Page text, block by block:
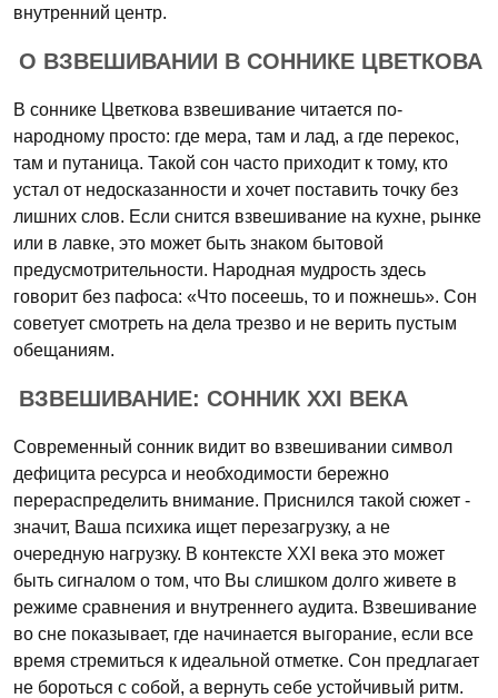
внутренний центр.
О ВЗВЕШИВАНИИ В СОННИКЕ ЦВЕТКОВА
В соннике Цветкова взвешивание читается по-
народному просто: где мера, там и лад, а где перекос,
там и путаница. Такой сон часто приходит к тому, кто
устал от недосказанности и хочет поставить точку без
лишних слов. Если снится взвешивание на кухне, рынке
или в лавке, это может быть знаком бытовой
предусмотрительности. Народная мудрость здесь
говорит без пафоса: «Что посеешь, то и пожнешь». Сон
советует смотреть на дела трезво и не верить пустым
обещаниям.
ВЗВЕШИВАНИЕ: СОННИК XXI ВЕКА
Современный сонник видит во взвешивании символ
дефицита ресурса и необходимости бережно
перераспределить внимание. Приснился такой сюжет -
значит, Ваша психика ищет перезагрузку, а не
очередную нагрузку. В контексте XXI века это может
быть сигналом о том, что Вы слишком долго живете в
режиме сравнения и внутреннего аудита. Взвешивание
во сне показывает, где начинается выгорание, если все
время стремиться к идеальной отметке. Сон предлагает
не бороться с собой, а вернуть себе устойчивый ритм.